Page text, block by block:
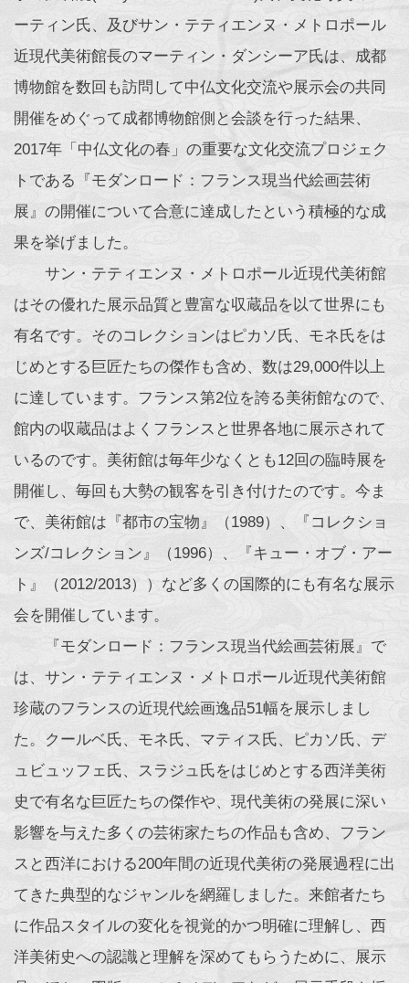
ーティン氏、及びサン・テティエンヌ・メトロポール
近現代美術館長のマーティン・ダンシーア氏は、成都
博物館を数回も訪問して中仏文化交流や展示会の共同
開催をめぐって成都博物館側と会談を行った結果、
2017年「中仏文化の春」の重要な文化交流プロジェク
トである『モダンロード：フランス現当代絵画芸術
展』の開催について合意に達成したという積極的な成
果を挙げました。
サン・テティエンヌ・メトロポール近現代美術館
はその優れた展示品質と豊富な収蔵品を以て世界にも
有名です。そのコレクションはピカソ氏、モネ氏をは
じめとする巨匠たちの傑作も含め、数は29,000件以上
に達しています。フランス第2位を誇る美術館なので、
館内の収蔵品はよくフランスと世界各地に展示されて
いるのです。美術館は毎年少なくとも12回の臨時展を
開催し、毎回も大勢の観客を引き付けたのです。今ま
で、美術館は『都市の宝物』（1989）、『コレクショ
ンズ/コレクション』（1996）、『キュー・オブ・アー
ト』（2012/2013））など多くの国際的にも有名な展示
会を開催しています。
『モダンロード：フランス現当代絵画芸術展』で
は、サン・テティエンヌ・メトロポール近現代美術館
珍蔵のフランスの近現代絵画逸品51幅を展示しまし
た。クールベ氏、モネ氏、マティス氏、ピカソ氏、デ
ュビュッフェ氏、スラジュ氏をはじめとする西洋美術
史で有名な巨匠たちの傑作や、現代美術の発展に深い
影響を与えた多くの芸術家たちの作品も含め、フラン
スと西洋における200年間の近現代美術の発展過程に出
てきた典型的なジャンルを網羅しました。来館者たち
に作品スタイルの変化を視覚的かつ明確に理解し、西
洋美術史への認識と理解を深めてもらうために、展示